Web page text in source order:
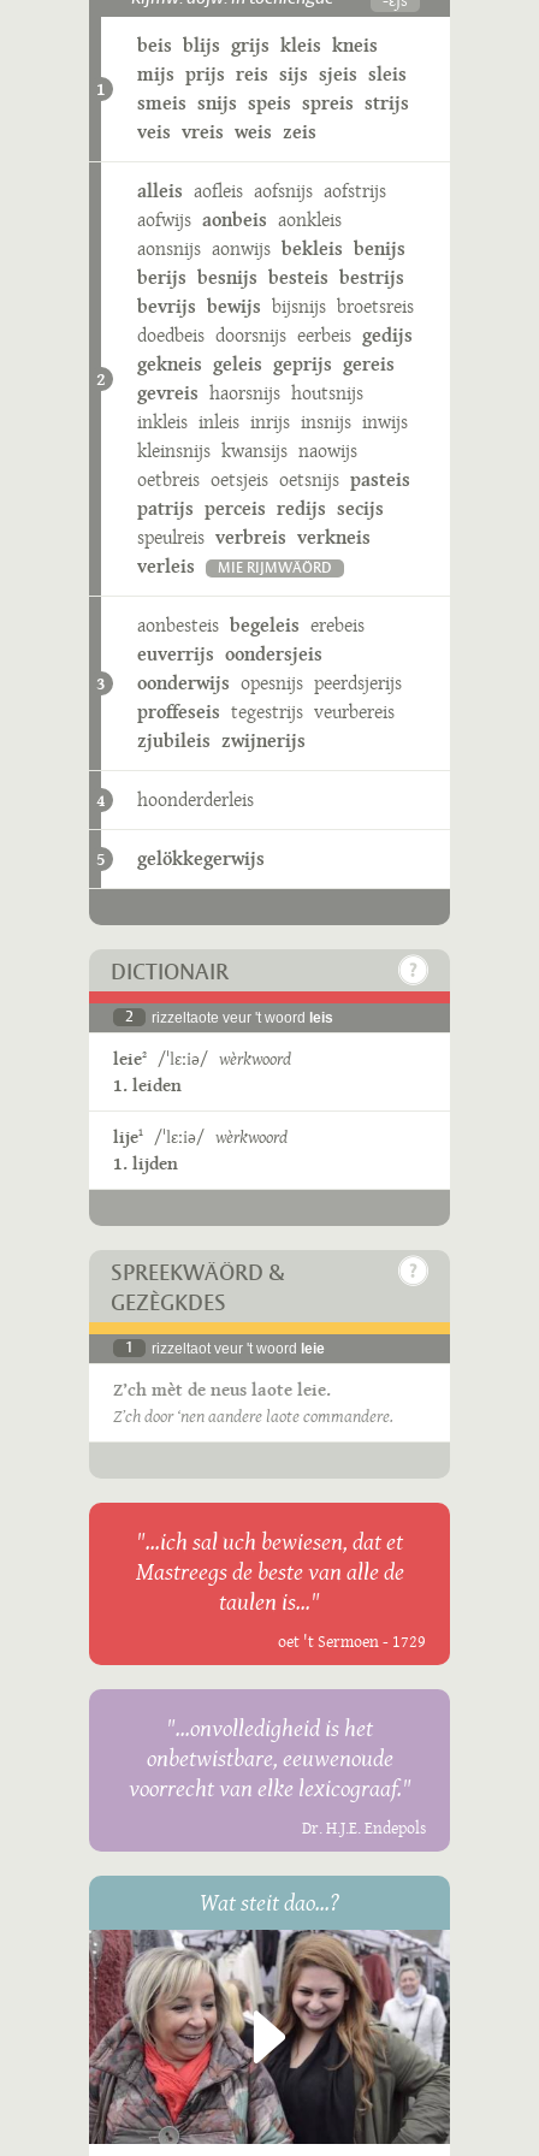
1
beis blijs grijs kleis kneis
mijs prijs reis sijs sjeis sleis
smeis snijs speis spreis strijs
veis vreis weis zeis
2
alleis aofleis aofsnijs aofstrijs
aofwijs aonbeis aonkleis
aonsnijs aonwijs bekleis benijs
berijs besnijs besteis bestrijs
bevrijs bewijs bijsnijs broetsreis
doedbeis doorsnijs eerbeis gedijs
gekneis geleis geprijs gereis
gevreis haorsnijs houtsnijs
inkleis inleis inrijs insnijs inwijs
kleinsnijs kwansijs naowijs
oetbreis oetsjeis oetsnijs pasteis
patrijs perceis redijs secijs
speulreis verbreis verkneis
verleis
MIE RIJMWÄÖRD
3
aonbesteis begeleis erebeis
euverrijs oondersjeis
oonderwijs opesnijs peerdsjerijs
proffeseis tegestrijs veurbereis
zjubileis zwijnerijs
4 hoonderderleis
5 gelökkegerwijs
DICTIONAIR
2 rizzeltaote veur 't woord leis
leie2 /ˈlɛːiə/ wèrkwoord
1. leiden
lije1 /ˈlɛːiə/ wèrkwoord
1. lijden
SPREEKWÄÖRD &
GEZÈGKDES
1 rizzeltaot veur 't woord leie
Z’ch mèt de neus laote leie.
Z’ch door ‘nen aandere laote commandere.
"...ich sal uch bewiesen, dat et
Mastreegs de beste van alle de
taulen is..."
oet 't Sermoen - 1729
"...onvolledigheid is het
onbetwistbare, eeuwenoude
voorrecht van elke lexicograaf."
Dr. H.J.E. Endepols
Wat steit dao...?